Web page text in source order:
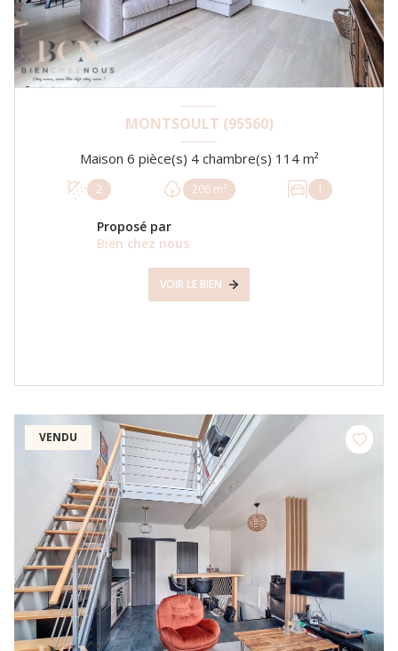
MONTSOULT (95560)
Maison 6 pièce(s) 4 chambre(s) 114 m²
2 206 m² 1
Proposé par
Bien chez nous
VOIR LE BIEN
VENDU